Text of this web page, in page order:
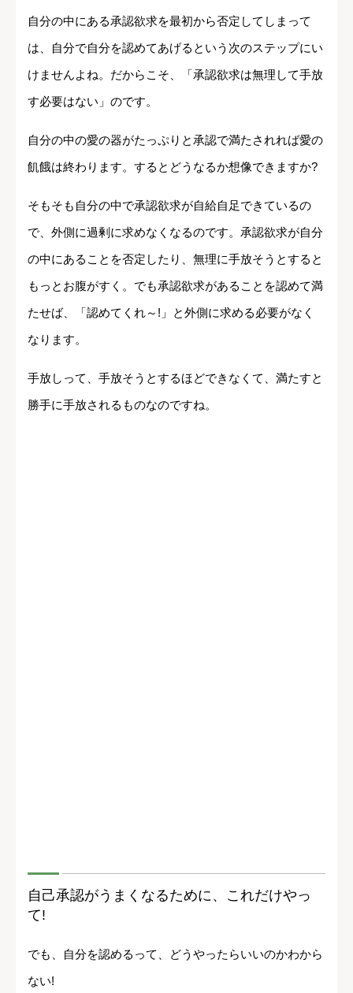
自分の中にある承認欲求を最初から否定してしまって
は、自分で自分を認めてあげるという次のステップにい
けませんよね。だからこそ、「承認欲求は無理して手放
す必要はない」のです。
自分の中の愛の器がたっぷりと承認で満たされれば愛の
飢餓は終わります。するとどうなるか想像できますか?
そもそも自分の中で承認欲求が自給自足できているの
で、外側に過剰に求めなくなるのです。承認欲求が自分
の中にあることを否定したり、無理に手放そうとすると
もっとお腹がすく。でも承認欲求があることを認めて満
たせば、「認めてくれ～!」と外側に求める必要がなく
なります。
手放しって、手放そうとするほどできなくて、満たすと
勝手に手放されるものなのですね。
自己承認がうまくなるために、これだけやっ
て!
でも、自分を認めるって、どうやったらいいのかわから
ない!